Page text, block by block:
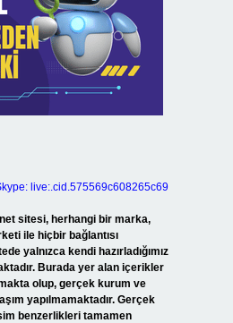
live:.cid.575569c608265c69
sitesi, herhangi bir marka,
ile hiçbir bağlantısı
yalnızca kendi hazırladığımız
Burada yer alan içerikler
olup, gerçek kurum ve
yapılmamaktadır. Gerçek
benzerlikleri tamamen